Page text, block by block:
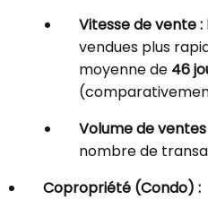
Vitesse de vente :
vendues plus
moyenne de 46
Volume de ventes
nombre de
Copropriété (Condo) :